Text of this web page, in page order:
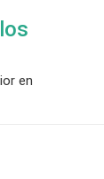
en